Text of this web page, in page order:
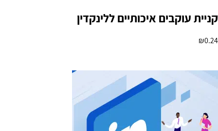
קניית עוקבים איכותיים ללינקדין
₪0.24